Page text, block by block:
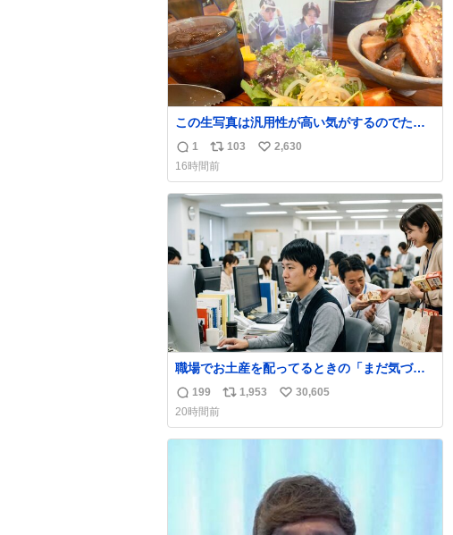
この生写真は汎用性が高い気がするのでたか
かずのオタクは絶対買った方が良いw
返
信
数
1
リ
ポ
ス
ト
数
103
い
ね
数
2,630
16時間前
職場でお土産を配ってるときの「まだ気づい
てませんよ」的な演技が毎回シンドい。
返
信
数
199
リ
ス
1,953
い
ね
30,605
20時間前